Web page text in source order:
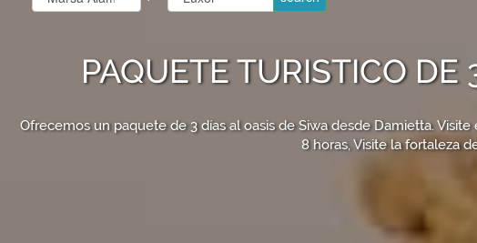
PAQUETE TURISTICO
Ofrecemos un paquete de 3 días al oasis de Siwa desde Damietta.
8 horas, Visite la fortaleza